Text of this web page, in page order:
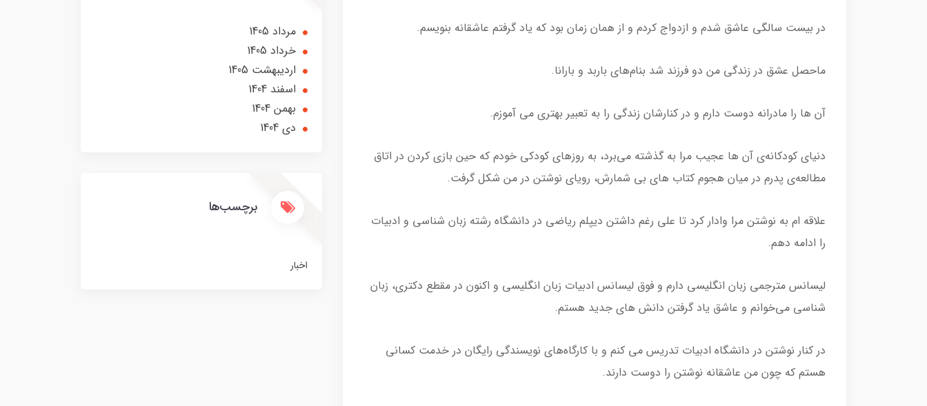
در بیست سالگی عاشق شدم و ازدواج کردم و از همان زمان بود که یاد گرفتم عاشقانه بنویسم.
ماحصل عشق در زندگی من دو فرزند شد بنام‌های باربد و بارانا.
آن ها را مادرانه دوست دارم و در کنارشان زندگی را به تعبیر بهتری می آموزم.
دنیای کودکانه‌ی آن ها عجیب مرا به گذشته می‌برد، به روزهای کودکی خودم که حین بازی کردن در اتاق
مطالعه‌ی پدرم در میان هجوم کتاب های بی شمارش، رویای نوشتن در من شکل گرفت.
علاقه ام به نوشتن مرا وادار کرد تا علی رغم داشتن دیپلم ریاضی در دانشگاه رشته زبان شناسی و ادبیات
را ادامه دهم.
لیسانس مترجمی زبان انگلیسی دارم و فوق لیسانس ادبیات زبان انگلیسی و اکنون در مقطع دکتری، زبان
شناسی می‌خوانم و عاشق یاد گرفتن دانش های جدید هستم.
در کنار نوشتن در دانشگاه ادبیات تدریس می کنم و با کارگاه‌های نویسندگی رایگان در خدمت کسانی
هستم که چون من عاشقانه نوشتن را دوست دارند.
مرداد 1405
خرداد 1405
ارديبهشت 1405
اسفند 1404
بهمن 1404
دی 1404
برچسب‌ها
اخبار